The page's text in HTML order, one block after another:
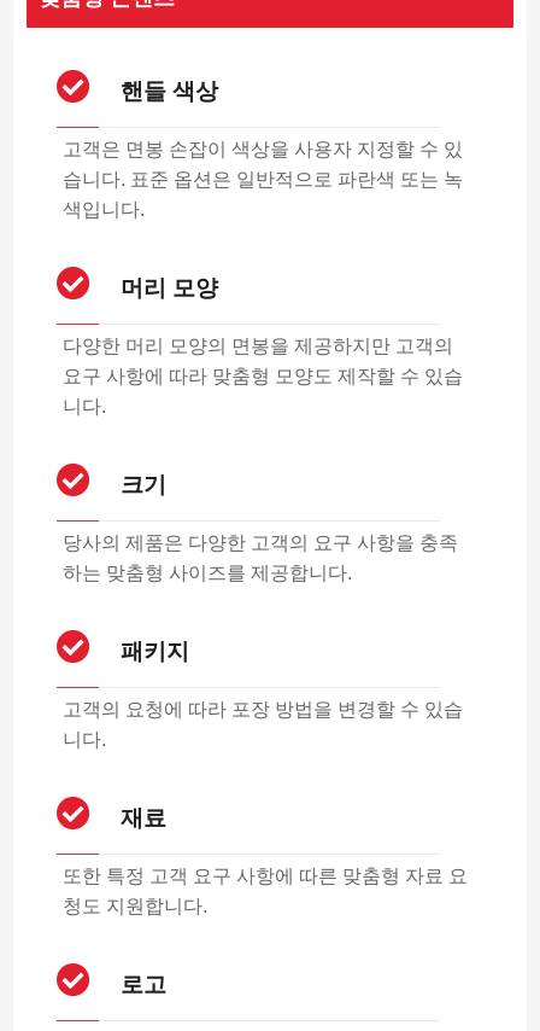
핸들 색상
고객은 면봉 손잡이 색상을 사용자 지정할 수 있
습니다. 표준 옵션은 일반적으로 파란색 또는 녹
색입니다.
머리 모양
다양한 머리 모양의 면봉을 제공하지만 고객의
요구 사항에 따라 맞춤형 모양도 제작할 수 있습
니다.
크기
당사의 제품은 다양한 고객의 요구 사항을 충족
하는 맞춤형 사이즈를 제공합니다.
패키지
고객의 요청에 따라 포장 방법을 변경할 수 있습
니다.
재료
또한 특정 고객 요구 사항에 따른 맞춤형 자료 요
청도 지원합니다.
로고